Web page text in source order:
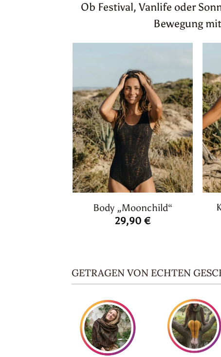
Ob Festival, Vanlife oder
Bewegung
Body „Moonchild“
29,90€
GETRAGEN VON ECHTEN